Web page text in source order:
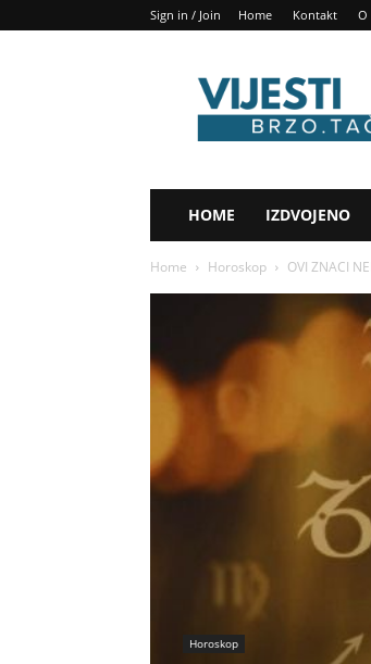
Sign in / Join Home Kontakt O
BIH
HOME IZDVOJENO
Home Horoskop OVI ZNACI
Horoskop